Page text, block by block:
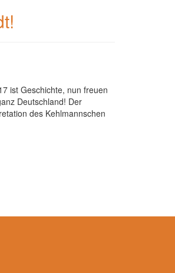
ist Geschichte, nun freuen
Deutschland! Der
des Kehlmannschen